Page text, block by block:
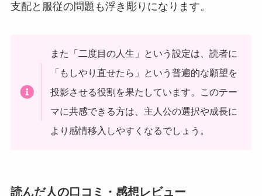
支配と服従の問題も浮き彫りになります。
また「二度目の人生」という設定は、読者に
「もしやり直せたら」という普遍的な願望を
投影させる役割を果たしています。このテー
マに共感できる方は、主人公の選択や成長に
より感情移入しやすくなるでしょう。
読んだ人の口コミ・感想レビュー